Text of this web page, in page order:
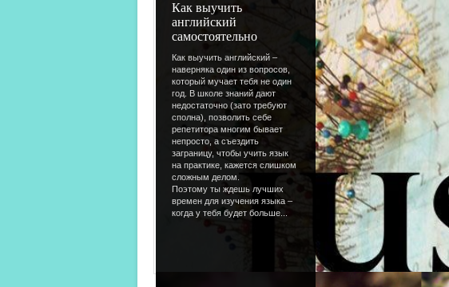
Как выучить
английский
самостоятельно
Как выучить английский –
наверняка один из вопросов,
который мучает тебя не один
год. В школе знаний дают
недостаточно (зато требуют
сполна), позволить себе
репетитора многим бывает
непросто, а съездить
заграницу, чтобы учить язык
на практике, кажется слишком
сложным делом.
Поэтому ты ждешь лучших
времен для изучения языка –
когда у тебя будет больше...